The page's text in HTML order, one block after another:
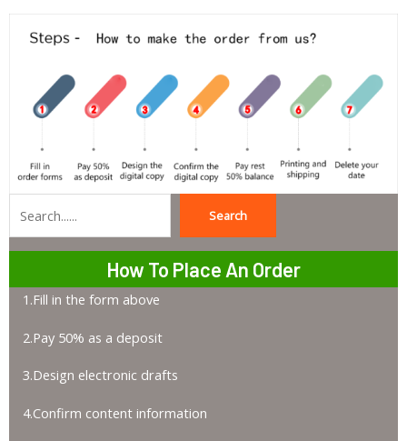
Search
How To Place An Order
1.Fill in the form above
2.Pay 50% as a deposit
3.Design electronic drafts
4.Confirm content information